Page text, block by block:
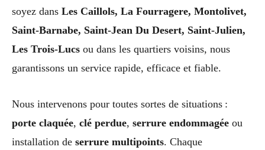
soyez dans Les Caillols, La Fourragere, Montolivet,
Saint-Barnabe, Saint-Jean Du Desert, Saint-Julien,
Les Trois-Lucs ou dans les quartiers voisins, nous
garantissons un service rapide, efficace et fiable.
Nous intervenons pour toutes sortes de situations :
porte claquée, clé perdue, serrure endommagée ou
installation de serrure multipoints. Chaque